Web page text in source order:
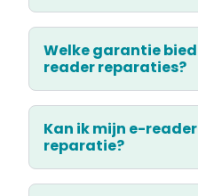
Welke garantie
reader reparaties?
Kan ik mijn e-
reparatie?